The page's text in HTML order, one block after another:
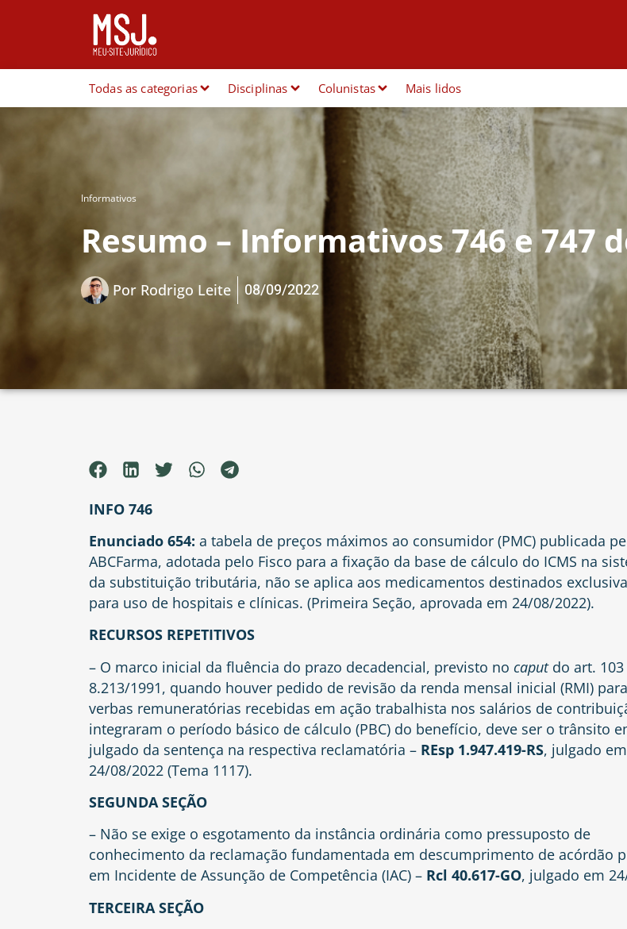
Todas as categorias Disciplinas Colunistas Mais lidos
Informativos
Resumo – Informativos 746 e 747
Por Rodrigo Leite 08/09/2022
INFO 746
Enunciado 654: a tabela de preços máximos ao consumidor (PMC) publicada
ABCFarma, adotada pelo Fisco para a fixação da base de cálculo do ICMS na
da substituição tributária, não se aplica aos medicamentos destinados
para uso de hospitais e clínicas. (Primeira Seção, aprovada em 24/08/2022).
RECURSOS REPETITIVOS
– O marco inicial da fluência do prazo decadencial, previsto no caputdo art. 103
8.213/1991, quando houver pedido de revisão da renda mensal inicial (RMI)
verbas remuneratórias recebidas em ação trabalhista nos salários de
integraram o período básico de cálculo (PBC) do benefício, deve ser o trânsito
julgado da sentença na respectiva reclamatória – REsp 1.947.419-RS, julgado em
24/08/2022 (Tema 1117).
SEGUNDA SEÇÃO
– Não se exige o esgotamento da instância ordinária como pressuposto de
conhecimento da reclamação fundamentada em descumprimento de acórdão
em Incidente de Assunção de Competência (IAC) – Rcl 40.617-GO, julgado em
TERCEIRA SEÇÃO